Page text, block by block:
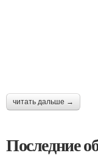
читать дальше →
Последние